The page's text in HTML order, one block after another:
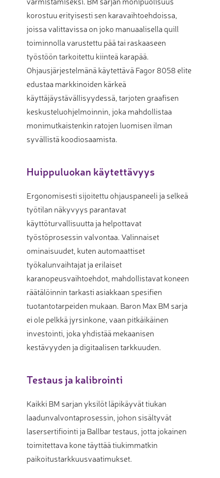
korostuu erityisesti sen karavaihtoehdoissa,
joissa valittavissa on joko manuaalisella quill
toiminnolla varustettu pää tai raskaaseen
työstöön tarkoitettu kiinteä karapää.
Ohjausjärjestelmänä käytettävä Fagor 8058 elite
edustaa markkinoiden kärkeä
käyttäjäystävällisyydessä, tarjoten graafisen
keskusteluohjelmoinnin, joka mahdollistaa
monimutkaistenkin ratojen luomisen ilman
syvällistä koodiosaamista.
Huippuluokan käytettävyys
Ergonomisesti sijoitettu ohjauspaneeli ja selkeä
työtilan näkyvyys parantavat
käyttöturvallisuutta ja helpottavat
työstöprosessin valvontaa. Valinnaiset
ominaisuudet, kuten automaattiset
työkalunvaihtajat ja erilaiset
karanopeusvaihtoehdot, mahdollistavat koneen
räätälöinnin tarkasti asiakkaan spesifien
tuotantotarpeiden mukaan. Baron Max BM sarja
ei ole pelkkä jyrsinkone, vaan pitkäikäinen
investointi, joka yhdistää mekaanisen
kestävyyden ja digitaalisen tarkkuuden.
Testaus ja kalibrointi
Kaikki BM sarjan yksilöt läpikäyvät tiukan
laadunvalvontaprosessin, johon sisältyvät
lasersertifiointi ja Ballbar testaus, jotta jokainen
toimitettava kone täyttää tiukimmatkin
paikoitustarkkuusvaatimukset.